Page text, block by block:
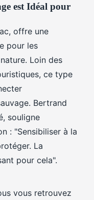
est Idéal pour
offre une
pour les
Loin des
ce type
Bertrand
souligne
: "Sensibiliser à la
La
pour cela".
vous retrouvez